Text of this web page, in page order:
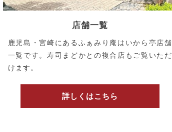
店舗一覧
鹿児島・宮崎にあるふぁみり庵はいから亭店舗
一覧です。寿司まどかとの複合店もご覧いただ
けます。
詳しくはこちら